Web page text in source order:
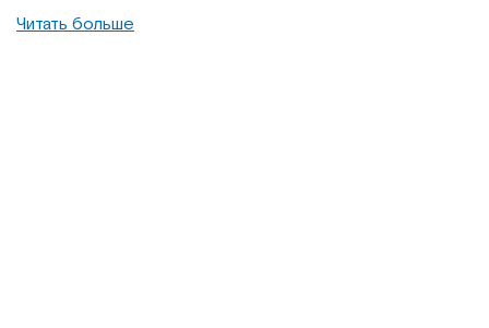
Читать больше